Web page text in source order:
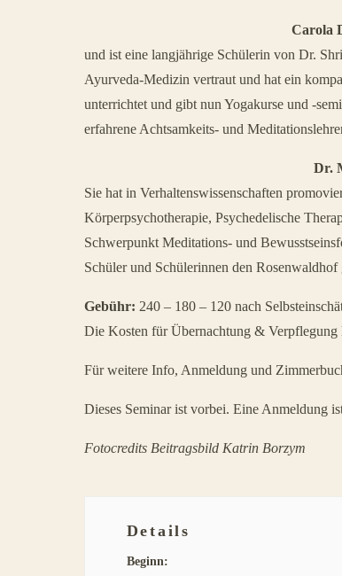
Carola
und ist eine langjährige Schülerin von Dr.
Ayurveda-Medizin vertraut und hat ein
unterrichtet und gibt nun Yogakurse und -
erfahrene Achtsamkeits- und
Dr.
Sie hat in Verhaltenswissenschaften
Körperpsychotherapie, Psychedelische
Schwerpunkt Meditations- und
Schüler und Schülerinnen den
Gebühr: 240 – 180 – 120 nach
Die Kosten für Übernachtung & Verpflegung
Für weitere Info, Anmeldung und
Dieses Seminar ist vorbei. Eine Anmeldung
Fotocredits Beitragsbild Katrin Borzym
Details
Beginn: